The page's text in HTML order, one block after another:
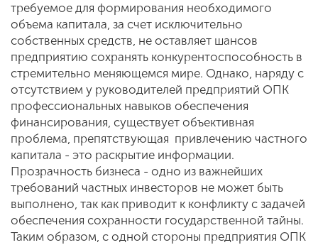
требуемое для формирования необходимого
объема капитала, за счет исключительно
собственных средств, не оставляет шансов
предприятию сохранять конкурентоспособность в
стремительно меняющемся мире. Однако, наряду с
отсутствием у руководителей предприятий ОПК
профессиональных навыков обеспечения
финансирования, существует объективная
проблема, препятствующая привлечению частного
капитала - это раскрытие информации.
Прозрачность бизнеса - одно из важнейших
требований частных инвесторов не может быть
выполнено, так как приводит к конфликту с задачей
обеспечения сохранности государственной тайны.
Таким образом, с одной стороны предприятия ОПК